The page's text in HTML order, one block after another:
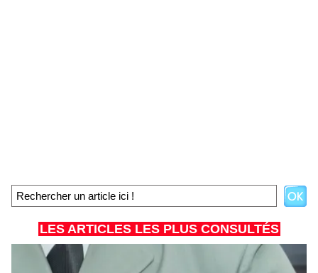
LES ARTICLES LES PLUS CONSULTÉS